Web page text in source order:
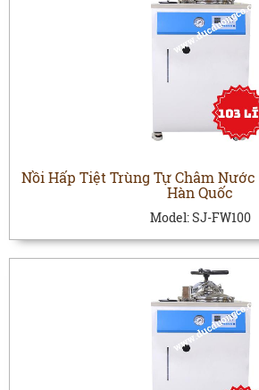
Nồi Hấp Tiệt Trùng Tự Châm Nước
Hàn Quốc
Model:SJ-FW100